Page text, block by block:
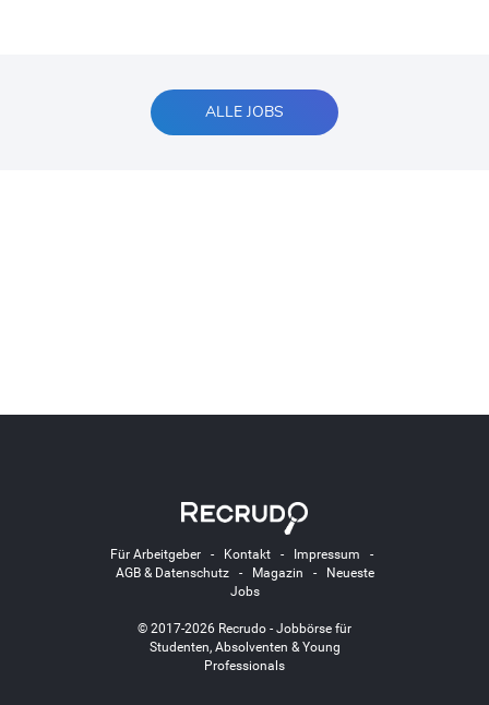
ALLE JOBS
Für Arbeitgeber- Kontakt- Impressum -
AGB & Datenschutz- Magazin -
Neueste
Jobs
© 2017-2026 Recrudo - Jobbörse für
Studenten, Absolventen & Young
Professionals